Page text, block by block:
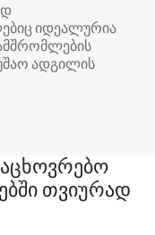
იდეალურია
ადგილის
თვიურად